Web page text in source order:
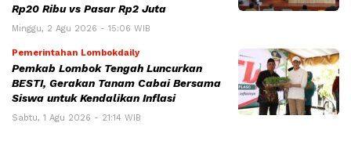
Rp20 Ribu vs Pasar Rp2 Juta
Minggu, 2 Agu 2026 - 15:06 WIB
Pemerintahan Lombokdaily
Pemkab Lombok Tengah Luncurkan
BESTI, Gerakan Tanam Cabai Bersama
Siswa untuk Kendalikan Inflasi
Sabtu, 1 Agu 2026 - 21:14 WIB